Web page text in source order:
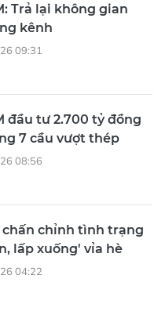
Trả lại không gian
kênh
09:31
đầu tư 2.700 tỷ đồng
7 cầu vượt thép
08:56
chấn chỉnh tình trạng
lấp xuống' vỉa hè
04:22